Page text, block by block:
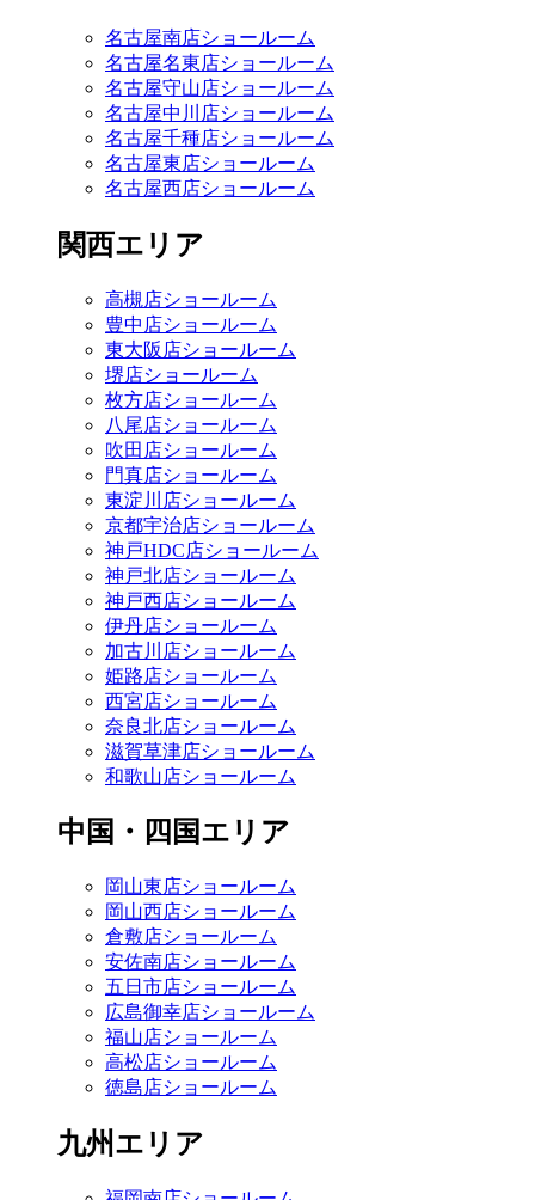
名古屋南店ショールーム
名古屋名東店ショールーム
名古屋守山店ショールーム
名古屋中川店ショールーム
名古屋千種店ショールーム
名古屋東店ショールーム
名古屋西店ショールーム
関西エリア
高槻店ショールーム
豊中店ショールーム
東大阪店ショールーム
堺店ショールーム
枚方店ショールーム
八尾店ショールーム
吹田店ショールーム
門真店ショールーム
東淀川店ショールーム
京都宇治店ショールーム
神戸HDC店ショールーム
神戸北店ショールーム
神戸西店ショールーム
伊丹店ショールーム
加古川店ショールーム
姫路店ショールーム
西宮店ショールーム
奈良北店ショールーム
滋賀草津店ショールーム
和歌山店ショールーム
中国・四国エリア
岡山東店ショールーム
岡山西店ショールーム
倉敷店ショールーム
安佐南店ショールーム
五日市店ショールーム
広島御幸店ショールーム
福山店ショールーム
高松店ショールーム
徳島店ショールーム
九州エリア